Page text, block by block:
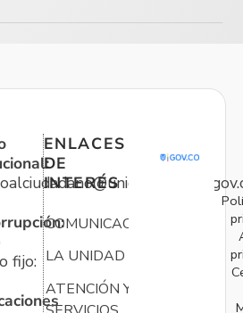
fijo:
ENLACES
DE
INTERÉS
COMUNICACIONES
LA UNIDAD
ATENCIÓN Y